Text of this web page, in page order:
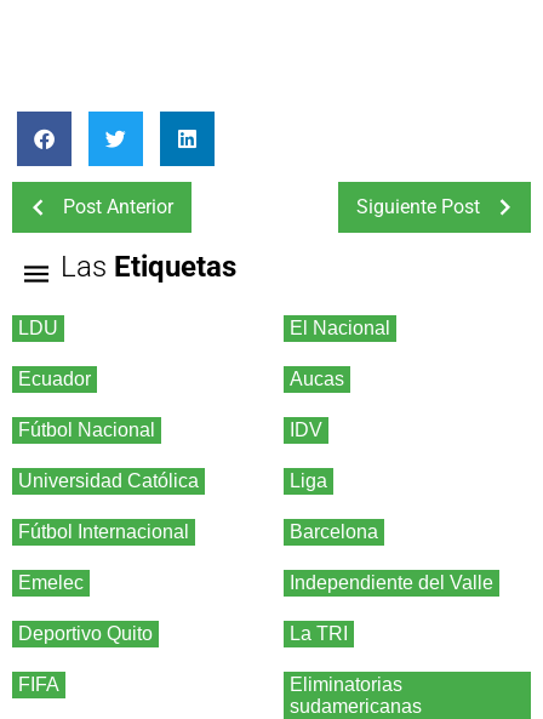
Post Anterior Siguiente Post
Las Etiquetas
LDU El Nacional
Ecuador Aucas
Fútbol Nacional IDV
Universidad Católica Liga
Fútbol Internacional Barcelona
Emelec Independiente del Valle
Deportivo Quito La TRI
FIFA
Eliminatorias
sudamericanas